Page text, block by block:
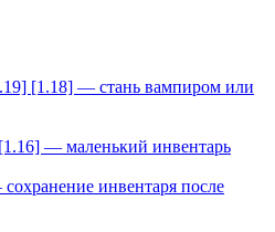
[1.18] — стань вампиром или
— маленький инвентарь
инвентаря после